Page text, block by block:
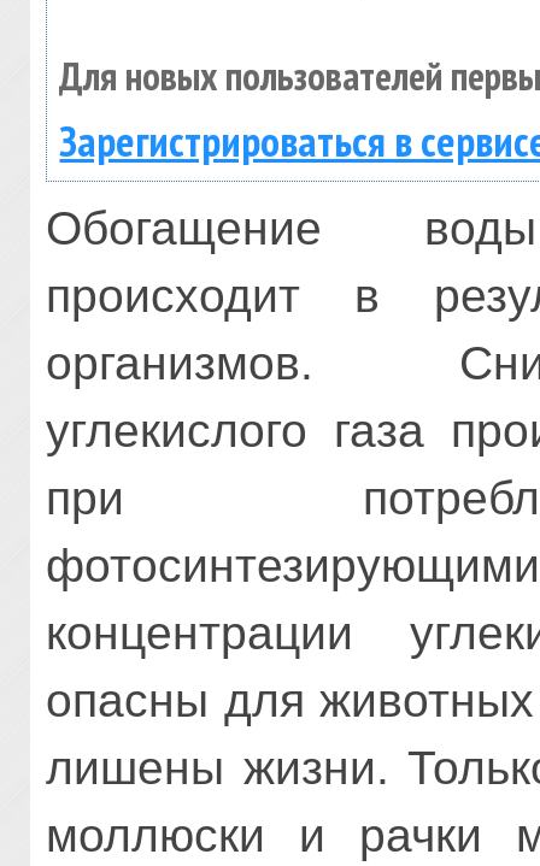
Для новых пользователей
Зарегистрироваться в
Обогащение
происходит в
организмов.
углекислого газа
при
концентрации
опасны для
лишены жизни.
моллюски и рачки